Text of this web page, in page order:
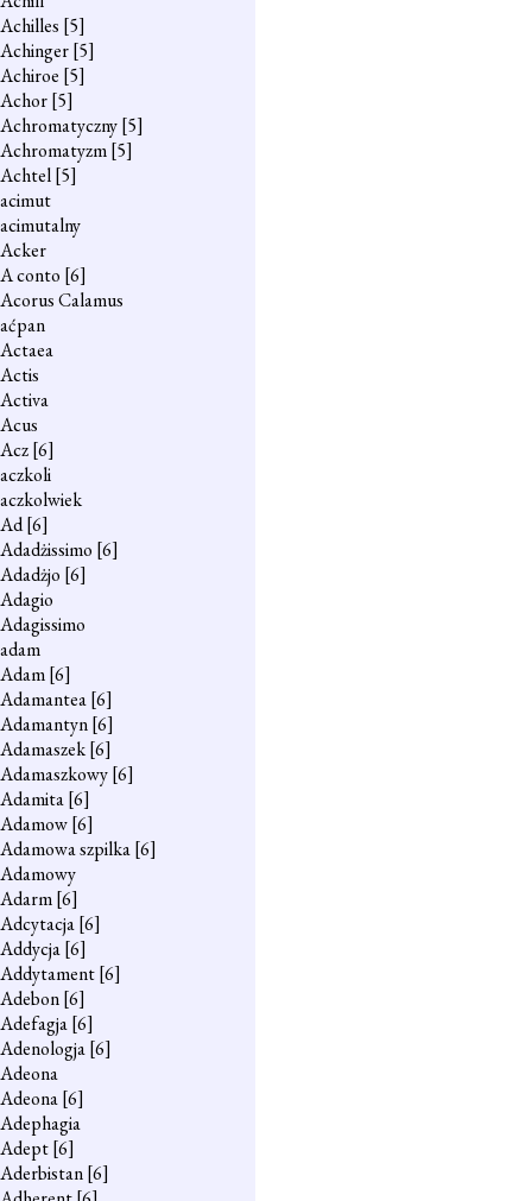
Achilles [5]
Achinger[5]
Achiroe [5]
Achor[5]
Achromatyczny[5]
Achromatyzm[5]
Achtel[5]
acimut
acimutalny
Acker
A conto [6]
Acorus Calamus
aćpan
Actaea
Actis
Activa
Acus
Acz[6]
aczkoli
aczkolwiek
Ad[6]
Adadżissimo [6]
Adadżjo [6]
Adagio
Adagissimo
adam
Adam[6]
Adamantea[6]
Adamantyn[6]
Adamaszek[6]
Adamaszkowy[6]
Adamita[6]
Adamow[6]
Adamowa szpilka[6]
Adamowy
Adarm[6]
Adcytacja[6]
Addycja[6]
Addytament[6]
Adebon[6]
Adefagja[6]
Adenologja[6]
Adeona
Adeona[6]
Adephagia
Adept[6]
Aderbistan[6]